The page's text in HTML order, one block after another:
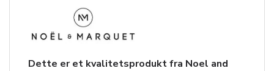
Dette er et kvalitetsprodukt fra Noel and